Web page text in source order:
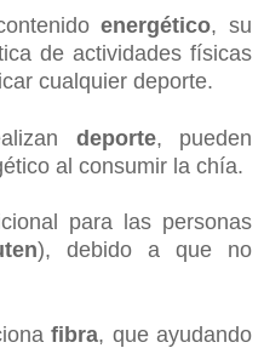
energético, su
de actividades físicas
cualquier deporte.
deporte, pueden
al consumir la chía.
para las personas
), debido a que no
fibra, que ayudando